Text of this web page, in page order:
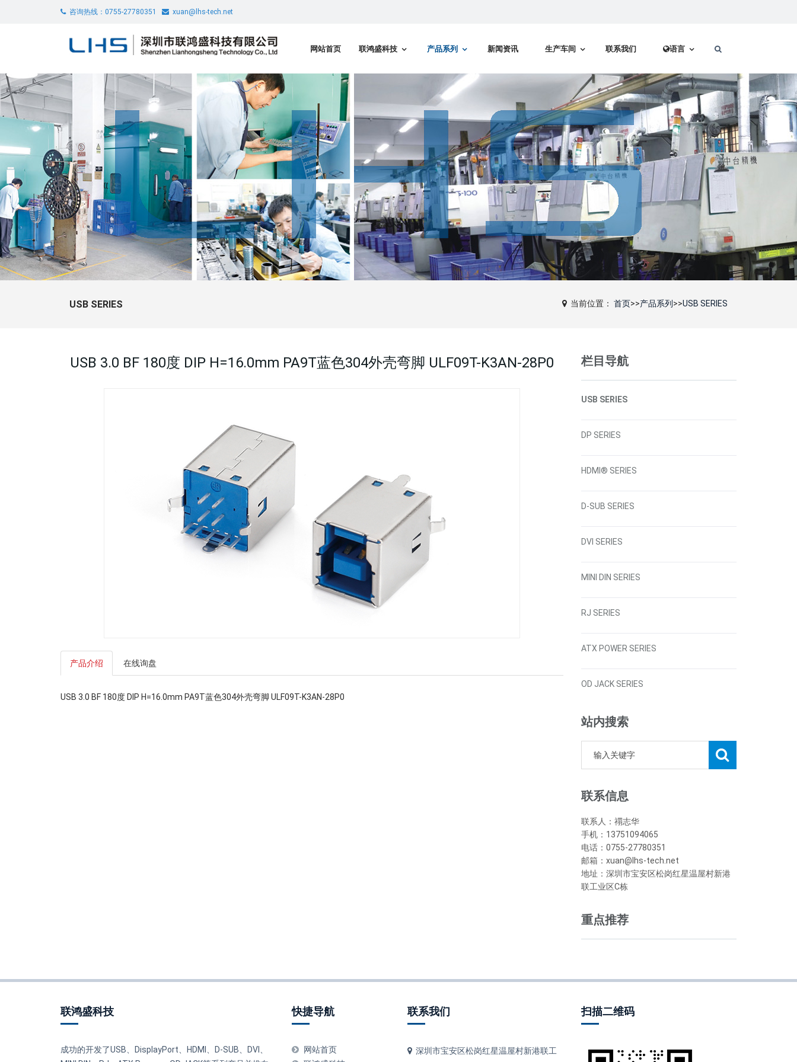
咨询热线：0755-27780351 xuan@lhs-tech.net
网站首页 联鸿盛科技 产品系列 新闻资讯 生产车间 联系我们 语言
USB SERIES 当前位置： 首页>>产品系列 >>USB SERIES
USB 3.0 BF 180度 DIP H=16.0mm PA9T蓝色304外壳弯脚 ULF09T-K3AN-28P0
产品介绍 在线询盘
USB 3.0 BF 180度 DIP H=16.0mm PA9T蓝色304外壳弯脚 ULF09T-K3AN-28P0
栏目导航
USB SERIES
DP SERIES
HDMI® SERIES
D-SUB SERIES
DVI SERIES
MINI DIN SERIES
RJ SERIES
ATX POWER SERIES
OD JACK SERIES
站内搜索
联系信息
联系人：禤志华
手机：13751094065
电话：0755-27780351
邮箱：xuan@lhs-tech.net
地址：深圳市宝安区松岗红星温屋村新港
联工业区C栋
重点推荐
联鸿盛科技
成功的开发了USB、DisplayPort、HDMI、D-SUB、DVI、
快捷导航
网站首页
联系我们
深圳市宝安区松岗红星温屋村新港联工
扫描二维码